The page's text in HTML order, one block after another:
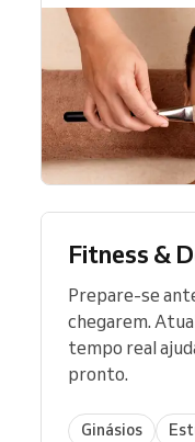
Fitness &
Prepare-se
chegarem.
tempo real
pronto.
Ginásios